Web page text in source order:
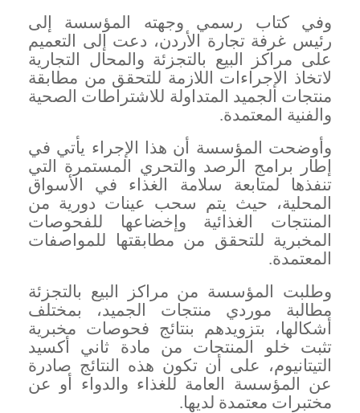
وفي كتاب رسمي وجهته المؤسسة إلى
رئيس غرفة تجارة الأردن، دعت إلى التعميم
على مراكز البيع بالتجزئة والمحال التجارية
لاتخاذ الإجراءات اللازمة للتحقق من مطابقة
منتجات الجميد المتداولة للاشتراطات الصحية
والفنية المعتمدة.
وأوضحت المؤسسة أن هذا الإجراء يأتي في
إطار برامج الرصد والتحري المستمرة التي
تنفذها لمتابعة سلامة الغذاء في الأسواق
المحلية، حيث يتم سحب عينات دورية من
المنتجات الغذائية وإخضاعها للفحوصات
المخبرية للتحقق من مطابقتها للمواصفات
المعتمدة.
وطلبت المؤسسة من مراكز البيع بالتجزئة
مطالبة موردي منتجات الجميد، بمختلف
أشكالها، بتزويدهم بنتائج فحوصات مخبرية
تثبت خلو المنتجات من مادة ثاني أكسيد
التيتانيوم، على أن تكون هذه النتائج صادرة
عن المؤسسة العامة للغذاء والدواء أو عن
مختبرات معتمدة لديها.